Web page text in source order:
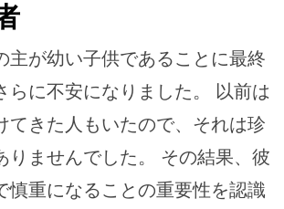
主が幼い子供であることに最終
らに不安になりました。 以前は
てきた人もいたので、それは珍
りませんでした。 その結果、彼
慎重になることの重要性を認識